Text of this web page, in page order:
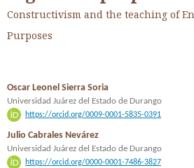
Constructivism and the teaching of
Purposes
Oscar Leonel Sierra Soria
Universidad Juárez del Estado de Durango
https://orcid.org/0009-0001-5835-0391
Julio Cabrales Nevárez
Universidad Juárez del Estado de Durango
https://orcid.org/0000-0001-7486-3827